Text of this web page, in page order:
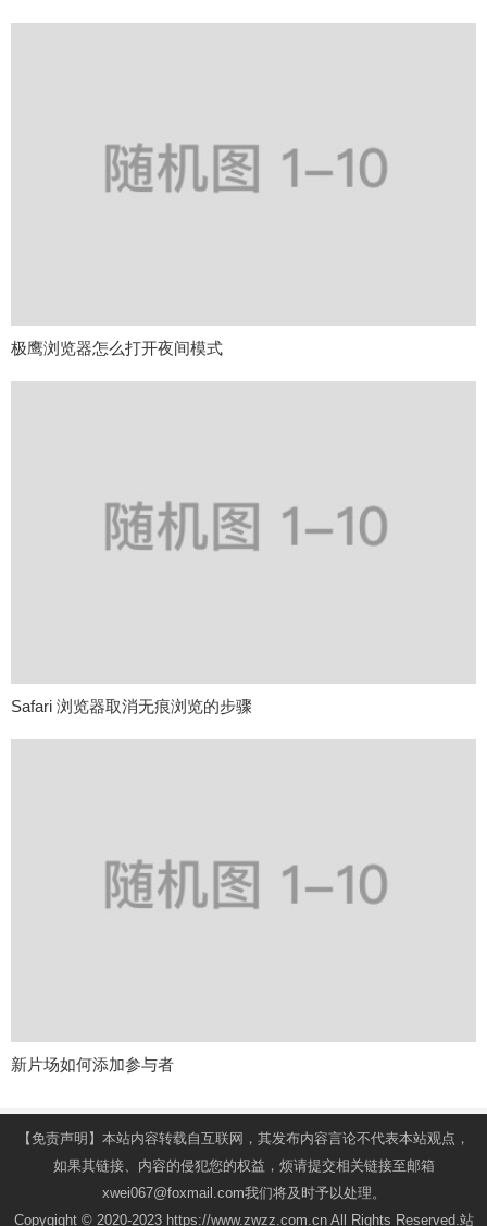
极鹰浏览器怎么打开夜间模式
Safari 浏览器取消无痕浏览的步骤
新片场如何添加参与者
【免责声明】本站内容转载自互联网，其发布内容言论不代表本站观点，
如果其链接、内容的侵犯您的权益，烦请提交相关链接至邮箱
xwei067@foxmail.com我们将及时予以处理。
Copygight © 2020-2023 https://www.zwzz.com.cn All Rights Reserved.站